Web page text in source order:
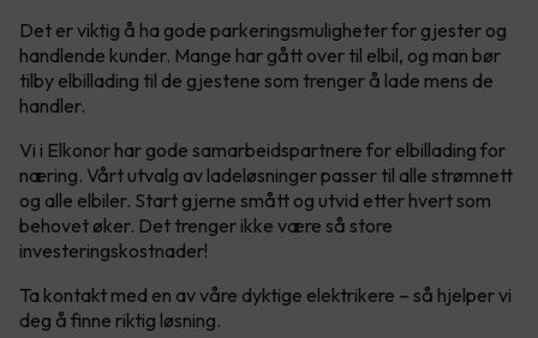
Det er viktig å ha gode parkeringsmuligheter for gjester og
handlende kunder. Mange har gått over til elbil, og man bør
tilby elbillading til de gjestene som trenger å lade mens de
handler.
Vi i Elkonor har gode samarbeidspartnere for elbillading for
næring. Vårt utvalg av ladeløsninger passer til alle strømnett
og alle elbiler. Start gjerne smått og utvid etter hvert som
behovet øker. Det trenger ikke være så store
investeringskostnader!
Ta kontakt med en av våre dyktige elektrikere – så hjelper vi
deg å finne riktig løsning.